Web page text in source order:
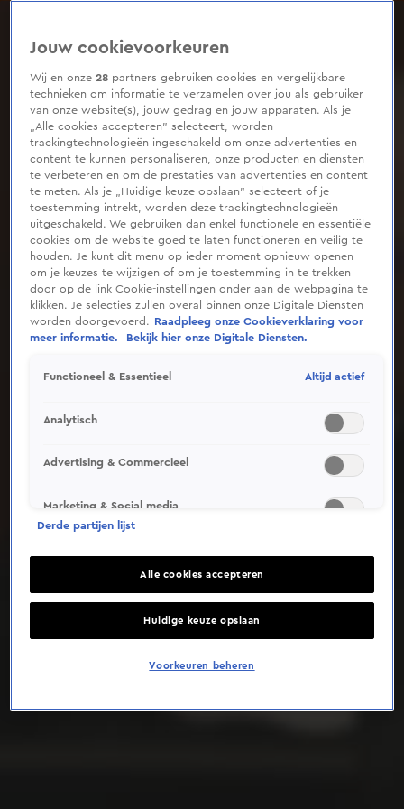
seconds
Deze video is niet beschikbaar op je huidige locatie
Jouw cookievoorkeuren
Wij en onze28 partners gebruiken cookies en vergelijkbare
technieken om informatie te verzamelen over jou als gebruiker
van onze website(s), jouw gedrag en jouw apparaten. Als je
„Alle cookies accepteren” selecteert, worden
trackingtechnologieën ingeschakeld om onze advertenties en
content te kunnen personaliseren, onze producten en diensten
te verbeteren en om de prestaties van advertenties en content
te meten. Als je „Huidige keuze opslaan” selecteert of je
toestemming intrekt, worden deze trackingtechnologieën
uitgeschakeld. We gebruiken dan enkel functionele en essentiële
cookies om de website goed te laten functioneren en veilig te
houden. Je kunt dit menu op ieder moment opnieuw openen
om je keuzes te wijzigen of om je toestemming in te trekken
door op de link Cookie-instellingen onder aan de webpagina te
klikken. Je selecties zullen overal binnen onze Digitale Diensten
worden doorgevoerd.
Raadpleeg onze Cookieverklaring voor
meer informatie.
Bekijk hier onze Digitale Diensten.
Functioneel & Essentieel Altijd actief
Analytisch
Advertising & Commercieel
Marketing & Social media
Derde partijen lijst
Alle cookies accepteren
Huidige keuze opslaan
Voorkeuren beheren